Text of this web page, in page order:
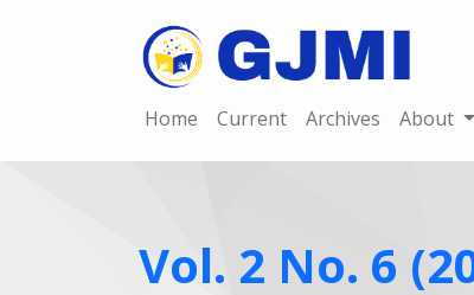
Home Current Archives About
Vol. 2 No. 6